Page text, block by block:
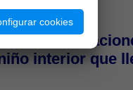
interior que
cookies